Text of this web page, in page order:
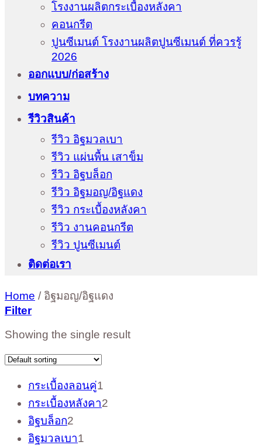
โรงงานผลิตกระเบื้องหลังคา
คอนกรีต
ปูนซีเมนต์ โรงงานผลิตปูนซีเมนต์ ที่ควรรู้
2026
ออกแบบ/ก่อสร้าง
บทความ
รีวิวสินค้า
รีวิว อิฐมวลเบา
รีวิว แผ่นพื้น เสาข็ม
รีวิว อิฐบล็อก
รีวิว อิฐมอญ/อิฐแดง
รีวิว กระเบื้องหลังคา
รีวิว งานคอนกรีต
รีวิว ปูนซีเมนต์
ติดต่อเรา
Home / อิฐมอญ/อิฐแดง
Filter
Showing the single result
กระเบื้องลอนคู่1
กระเบื้องหลังคา2
อิฐบล็อก2
อิฐมวลเบา1